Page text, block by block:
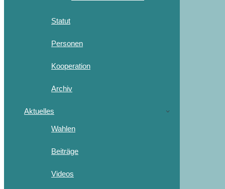
Statut
Personen
Kooperation
Archiv
Aktuelles
Wahlen
Beiträge
Videos